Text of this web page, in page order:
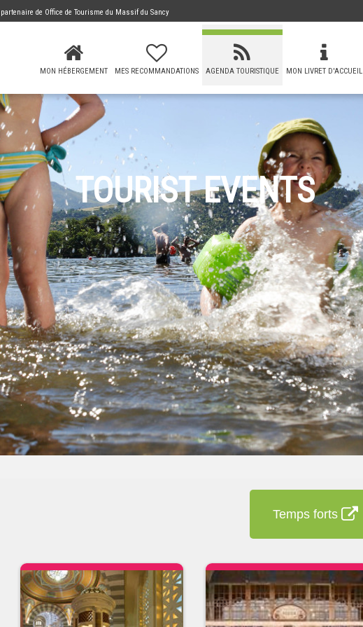
, partenaire de Office de Tourisme du Massif du Sancy
MON HÉBERGEMENT MES RECOMMANDATIONS AGENDA TOURISTIQUE MON LIVRET D'ACCUEIL
TOURIST EVENTS
Temps forts